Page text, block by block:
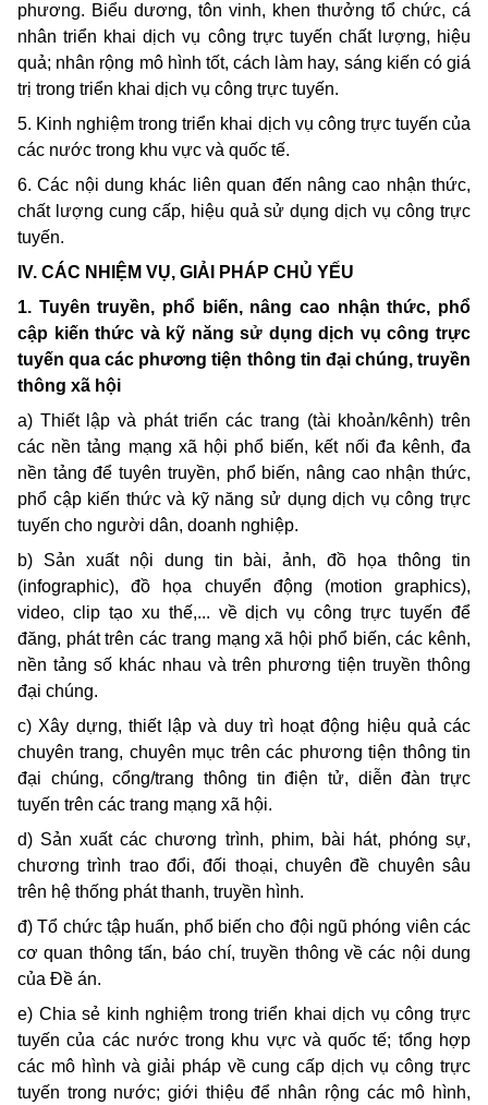
phương. Biểu dương, tôn vinh, khen thưởng tổ chức, cá
nhân triển khai dịch vụ công trực tuyến chất lượng, hiệu
quả; nhân rộng mô hình tốt, cách làm hay, sáng kiến có giá
trị trong triển khai dịch vụ công trực tuyến.
5. Kinh nghiệm trong triển khai dịch vụ công trực tuyến của
các nước trong khu vực và quốc tế.
6. Các nội dung khác liên quan đến nâng cao nhận thức,
chất lượng cung cấp, hiệu quả sử dụng dịch vụ công trực
tuyến.
IV. CÁC NHIỆM VỤ, GIẢI PHÁP CHỦ YẾU
1. Tuyên truyền, phổ biến, nâng cao nhận thức, phổ
cập kiến thức và kỹ năng sử dụng dịch vụ công trực
tuyến qua các phương tiện thông tin đại chúng, truyền
thông xã hội
a) Thiết lập và phát triển các trang (tài khoản/kênh) trên
các nền tảng mạng xã hội phổ biến, kết nối đa kênh, đa
nền tảng để tuyên truyền, phổ biến, nâng cao nhận thức,
phổ cập kiến thức và kỹ năng sử dụng dịch vụ công trực
tuyến cho người dân, doanh nghiệp.
b) Sản xuất nội dung tin bài, ảnh, đồ họa thông tin
(infographic), đồ họa chuyển động (motion graphics),
video, clip tạo xu thế,... về dịch vụ công trực tuyến để
đăng, phát trên các trang mạng xã hội phổ biến, các kênh,
nền tảng số khác nhau và trên phương tiện truyền thông
đại chúng.
c) Xây dựng, thiết lập và duy trì hoạt động hiệu quả các
chuyên trang, chuyên mục trên các phương tiện thông tin
đại chúng, cổng/trang thông tin điện tử, diễn đàn trực
tuyến trên các trang mạng xã hội.
d) Sản xuất các chương trình, phim, bài hát, phóng sự,
chương trình trao đổi, đối thoại, chuyên đề chuyên sâu
trên hệ thống phát thanh, truyền hình.
đ) Tổ chức tập huấn, phổ biến cho đội ngũ phóng viên các
cơ quan thông tấn, báo chí, truyền thông về các nội dung
của Đề án.
e) Chia sẻ kinh nghiệm trong triển khai dịch vụ công trực
tuyến của các nước trong khu vực và quốc tế; tổng hợp
các mô hình và giải pháp về cung cấp dịch vụ công trực
tuyến trong nước; giới thiệu để nhân rộng các mô hình,